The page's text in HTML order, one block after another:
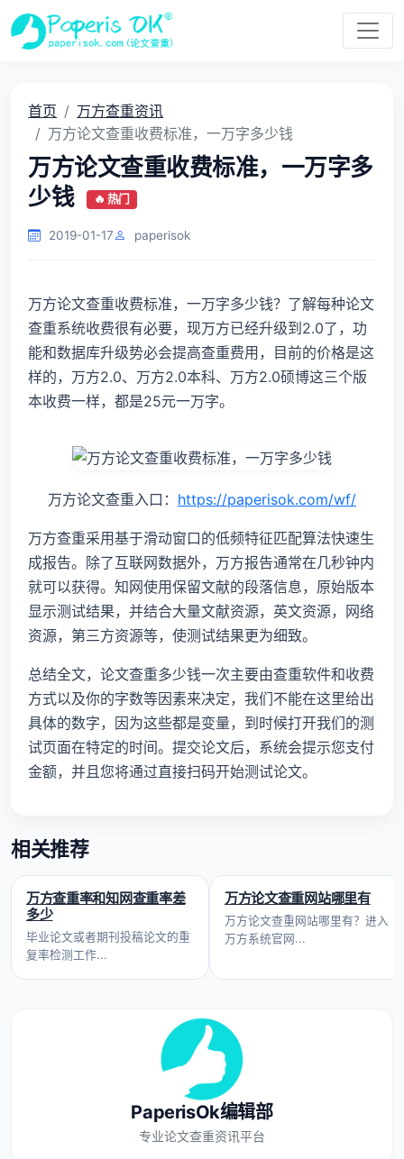
首页
万方查重资讯
万方论文查重收费标准，一万字多少钱
万方论文查重收费标准，一万字多
少钱
🔥 热门
2019-01-17 paperisok
万方论文查重收费标准，一万字多少钱？了解每种论文
查重系统收费很有必要，现万方已经升级到2.0了，功
能和数据库升级势必会提高查重费用，目前的价格是这
样的，万方2.0、万方2.0本科、万方2.0硕博这三个版
本收费一样，都是25元一万字。
万方论文查重入口： https://paperisok.com/wf/
万方查重采用基于滑动窗口的低频特征匹配算法快速生
成报告。除了互联网数据外，万方报告通常在几秒钟内
就可以获得。知网使用保留文献的段落信息，原始版本
显示测试结果，并结合大量文献资源，英文资源，网络
资源，第三方资源等，使测试结果更为细致。
总结全文，论文查重多少钱一次主要由查重软件和收费
方式以及你的字数等因素来决定，我们不能在这里给出
具体的数字，因为这些都是变量，到时候打开我们的测
试页面在特定的时间。提交论文后，系统会提示您支付
金额，并且您将通过直接扫码开始测试论文。
相关推荐
万方查重率和知网查重率差
多少
毕业论文或者期刊投稿论文的重
复率检测工作...
万方论文查重网站哪里有
万方论文查重网站哪里有？进入
万方系统官网...
PaperisOk编辑部
专业论文查重资讯平台